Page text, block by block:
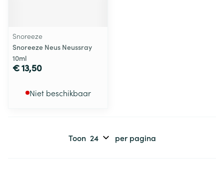
Snoreeze
Snoreeze Neus Neussray
10ml
€ 13,50
Niet beschikbaar
Toon per pagina